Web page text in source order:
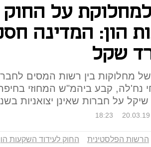
על החוק
הון: המדינה
שקל
מחלוקות בין רשות המסים
נח'לה, קבע ביהמ"ש המחוזי בחיפה
על חברות שאינן יצואניות בשנים 2011-
18:23 20.03.19
הרשות הפלסטינית החוק לעידוד השקעות